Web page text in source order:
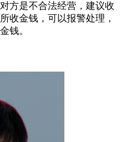
方是不合法经营，建议收
收金钱，可以报警处理，
钱。